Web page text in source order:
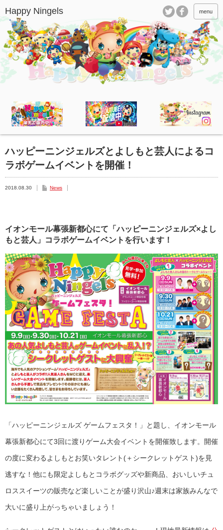
menu
ハッピーニンジェルズとよしもと芸人によるコ
ラボゲームイベントを開催！
2018.08.30 News
イオンモール幕張新都心にて「ハッピーニンジェルズ×よし
もと芸人」コラボゲームイベントを行います！
「ハッピーニンジェルズ ゲームフェスタ！」と題し、イオンモール
幕張新都心にて3回に渡りゲーム大会イベントを開催致します。開催
の度に変わるよしもとお笑いタレント(＋シークレットゲスト)を見
逃すな！他にも限定よしもとコラボグッズや新商品、おいしいチュ
ロススイーツの販売など楽しいことが盛り沢山♪週末は家族みんなで
大いに盛り上がっちゃいましょう！